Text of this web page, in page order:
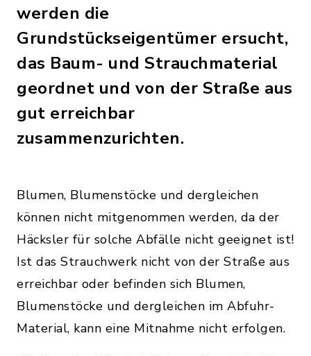
werden die
Grundstückseigentümer ersucht,
das Baum- und Strauchmaterial
geordnet und von der Straße aus
gut erreichbar
zusammenzurichten.
Blumen, Blumenstöcke und dergleichen
können nicht mitgenommen werden, da der
Häcksler für solche Abfälle nicht geeignet ist!
Ist das Strauchwerk nicht von der Straße aus
erreichbar oder befinden sich Blumen,
Blumenstöcke und dergleichen im Abfuhr-
Material, kann eine Mitnahme nicht erfolgen.